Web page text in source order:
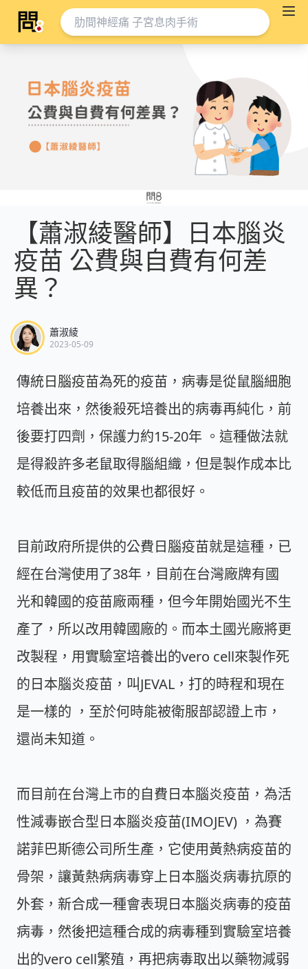
【蕭淑綾醫師】日本腦炎
疫苗 公費與自費有何差
異？
蕭淑綾
2023-05-09
傳統日腦疫苗為死的疫苗，病毒是從鼠腦細胞
培養出來，然後殺死培養出的病毒再純化，前
後要打四劑，保護力約15-20年 。這種做法就
是得殺許多老鼠取得腦組織，但是製作成本比
較低而且疫苗的效果也都很好。
目前政府所提供的公費日腦疫苗就是這種，已
經在台灣使用了38年，目前在台灣廠牌有國
光和韓國的疫苗廠兩種，但今年開始國光不生
產了，所以改用韓國廠的。而本土國光廠將更
改製程，用實驗室培養出的vero cell來製作死
的日本腦炎疫苗，叫JEVAL，打的時程和現在
是一樣的 ，至於何時能被衛服部認證上市，
還尚未知道。
而目前在台灣上市的自費日本腦炎疫苗，為活
性減毒嵌合型日本腦炎疫苗(IMOJEV) ，為賽
諾菲巴斯德公司所生產，它使用黃熱病疫苗的
骨架，讓黃熱病病毒穿上日本腦炎病毒抗原的
外套，新合成一種會表現日本腦炎病毒的疫苗
病毒，然後把這種合成的病毒種到實驗室培養
出的vero cell繁殖，再把病毒取出以藥物減弱